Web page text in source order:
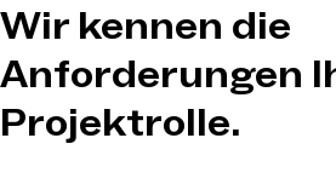
Wir kennen die
Anforderungen
Projektrolle.